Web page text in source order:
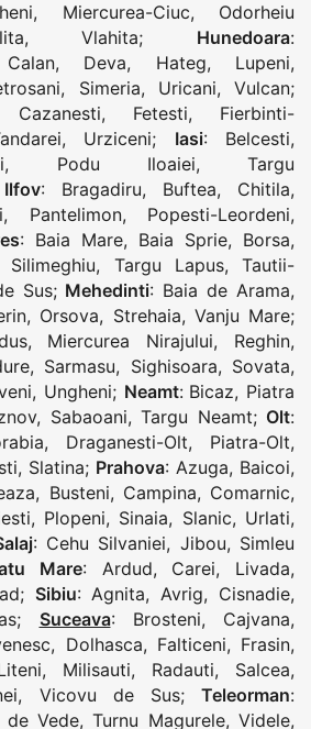
, Miercurea-Ciuc, Odorheiu
,Vlahita; Hunedoara:
Calan, Deva, Hateg, Lupeni,
, Simeria, Uricani,Vulcan;
Cazanesti, Fetesti, Fierbinti-
, Urziceni; Iasi: Belcesti,
, Podu Iloaiei, Targu
Ilfov: Bragadiru, Buftea, Chitila,
, Pantelimon, Popesti-Leordeni,
: Baia Mare, Baia Sprie, Borsa,
Silimeghiu, Targu Lapus,Tautii-
Sus; Mehedinti: Baia de Arama,
, Orsova, Strehaia, Vanju Mare;
, Miercurea Nirajului, Reghin,
, Sarmasu, Sighisoara, Sovata,
, Ungheni; Neamt: Bicaz, Piatra
, Sabaoani, Targu Neamt; Olt:
, Draganesti-Olt, Piatra-Olt,
, Slatina; Prahova: Azuga, Baicoi,
, Busteni, Campina, Comarnic,
, Plopeni, Sinaia, Slanic, Urlati,
: Cehu Silvaniei, Jibou, Simleu
Mare: Ardud, Carei, Livada,
; Sibiu:Agnita,Avrig, Cisnadie,
; Suceava: Brosteni, Cajvana,
, Dolhasca, Falticeni, Frasin,
, Milisauti, Radauti, Salcea,
, Vicovu de Sus;Teleorman:
de Vede,Turnu Magurele,Videle,